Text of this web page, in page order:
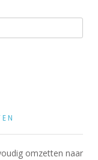
omzetten naar